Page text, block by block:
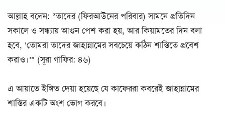
আল্লাহ বলেন: “তাদের (ফিরআউনের পরিবার) সামনে প্রতিদিন
সকালে ও সন্ধ্যায় আগুন পেশ করা হয়, আর কিয়ামতের দিন বলা
হবে, ‘তোমরা তাদের জাহান্নামের সবচেয়ে কঠিন শাস্তিতে প্রবেশ
করাও।’” (সূরা গাফির: ৪৬)
এ আয়াতে ইঙ্গিত দেয়া হয়েছে যে কাফেররা কবরেই জাহান্নামের
শাস্তির একটি অংশ ভোগ করবে।